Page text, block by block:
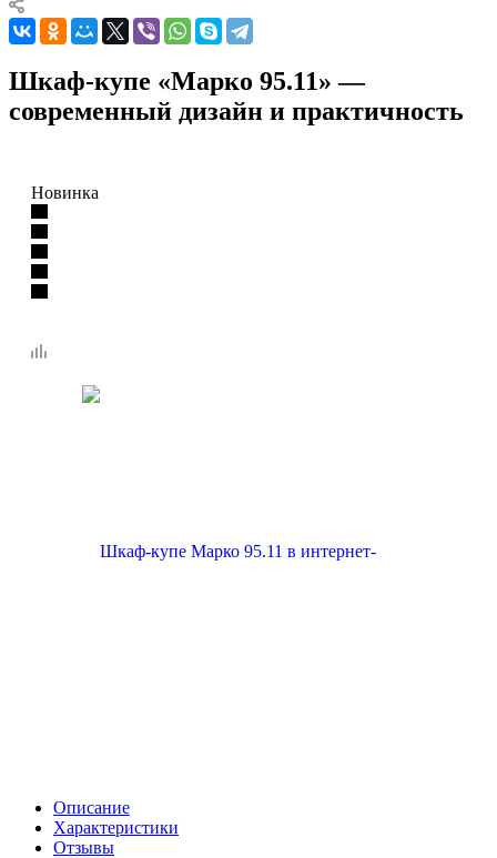
Шкаф-купе «Марко 95.11» —
современный дизайн и практичность
Новинка
Описание
Характеристики
Отзывы